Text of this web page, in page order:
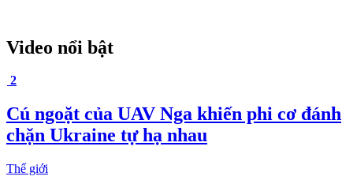
Video nổi bật
2
Cú ngoặt của UAV Nga khiến phi cơ đánh
chặn Ukraine tự hạ nhau
Thế giới